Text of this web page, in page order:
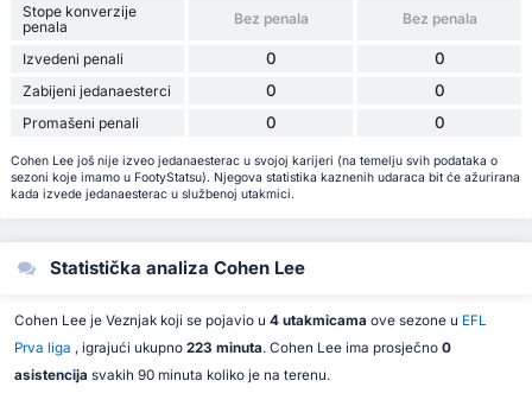
Stope konverzije
penala
Bez penala Bez penala
Izvedeni penali 0 0
Zabijeni jedanaesterci 0 0
Promašeni penali 0 0
Cohen Lee još nije izveo jedanaesterac u svojoj karijeri (na temelju svih podataka o
sezoni koje imamo u FootyStatsu). Njegova statistika kaznenih udaraca bit će ažurirana
kada izvede jedanaesterac u službenoj utakmici.
Statistička analiza Cohen Lee
Cohen Lee je Veznjak koji se pojavio u 4 utakmicama ove sezone u EFL
Prva liga , igrajući ukupno 223 minuta. Cohen Lee ima prosječno 0
asistencija svakih 90 minuta koliko je na terenu.